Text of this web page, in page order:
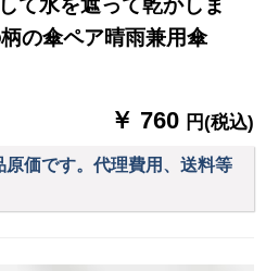
て水を遮って乾かしま
の傘ペア晴雨兼用傘
￥ 760 円(税込)
価です。代理費用、送料等